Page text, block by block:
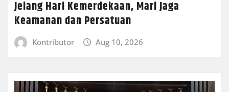
Jelang Hari Kemerdekaan, Mari Jaga
Keamanan dan Persatuan
Kontributor Aug 10, 2026